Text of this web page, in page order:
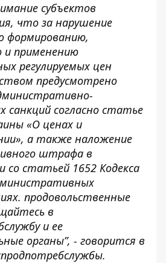
субъектов
что за нарушение
формированию,
и применению
регулируемых цен
предусмотрено
санкций согласно статье
«О ценах и
а также наложение
штрафа в
статьей 1652 Кодекса
продовольственные
в
и ее
органы”, - говорится в